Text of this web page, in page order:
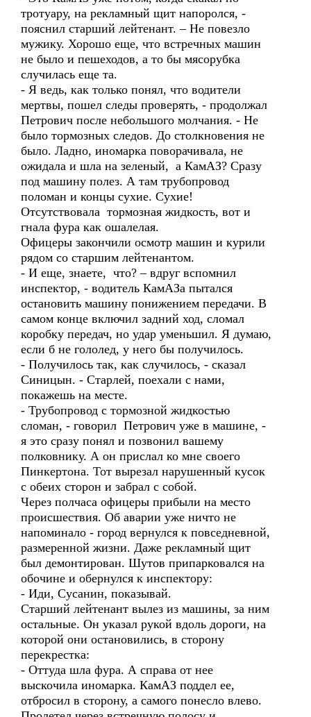
тротуару, на рекламный щит напоролся, -
пояснил старший лейтенант. – Не повезло
мужику. Хорошо еще, что встречных машин
не было и пешеходов, а то бы мясорубка
случилась еще та.
- Я ведь, как только понял, что водители
мертвы, пошел следы проверять, - продолжал
Петрович после небольшого молчания. - Не
было тормозных следов. До столкновения не
было. Ладно, иномарка поворачивала, не
ожидала и шла на зеленый, а КамАЗ? Сразу
под машину полез. А там трубопровод
поломан и концы сухие. Сухие!
Отсутствовала тормозная жидкость, вот и
гнала фура как ошалелая.
Офицеры закончили осмотр машин и курили
рядом со старшим лейтенантом.
- И еще, знаете, что? – вдруг вспомнил
инспектор, - водитель КамАЗа пытался
остановить машину понижением передачи. В
самом конце включил задний ход, сломал
коробку передач, но удар уменьшил. Я думаю,
если б не гололед, у него бы получилось.
- Получилось так, как случилось, - сказал
Синицын. - Старлей, поехали с нами,
покажешь на месте.
- Трубопровод с тормозной жидкостью
сломан, - говорил Петрович уже в машине, -
я это сразу понял и позвонил вашему
полковнику. А он прислал ко мне своего
Пинкертона. Тот вырезал нарушенный кусок
с обеих сторон и забрал с собой.
Через полчаса офицеры прибыли на место
происшествия. Об аварии уже ничто не
напоминало - город вернулся к повседневной,
размеренной жизни. Даже рекламный щит
был демонтирован. Шутов припарковался на
обочине и обернулся к инспектору:
- Иди, Сусанин, показывай.
Старший лейтенант вылез из машины, за ним
остальные. Он указал рукой вдоль дороги, на
которой они остановились, в сторону
перекрестка:
- Оттуда шла фура. А справа от нее
выскочила иномарка. КамАЗ поддел ее,
отбросил в сторону, а самого понесло влево.